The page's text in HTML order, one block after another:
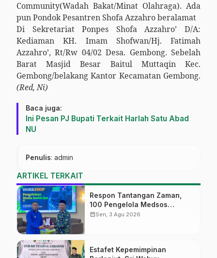
Community(Wadah Bakat/Minat Olahraga). Ada
pun Pondok Pesantren Shofa Azzahro beralamat
Di Sekretariat Ponpes Shofa Azzahro’ D/A:
Kediaman KH. Imam Shofwan/Hj. Fatimah
Azzahro’, Rt/Rw 04/02 Desa. Gembong. Sebelah
Barat Masjid Besar Baitul Muttaqin Kec.
Gembong/belakang Kantor Kecamatan Gembong.
(Red, Ni)
Baca juga:
Ini Pesan PJ Bupati Terkait Harlah Satu Abad
NU
Penulis: admin
ARTIKEL TERKAIT
Respon Tantangan Zaman,
100 Pengelola Medsos
Sekolah Ma’arif Pekalongan
calendar_monthSen, 3 Agu 2026
Estafet Kepemimpinan